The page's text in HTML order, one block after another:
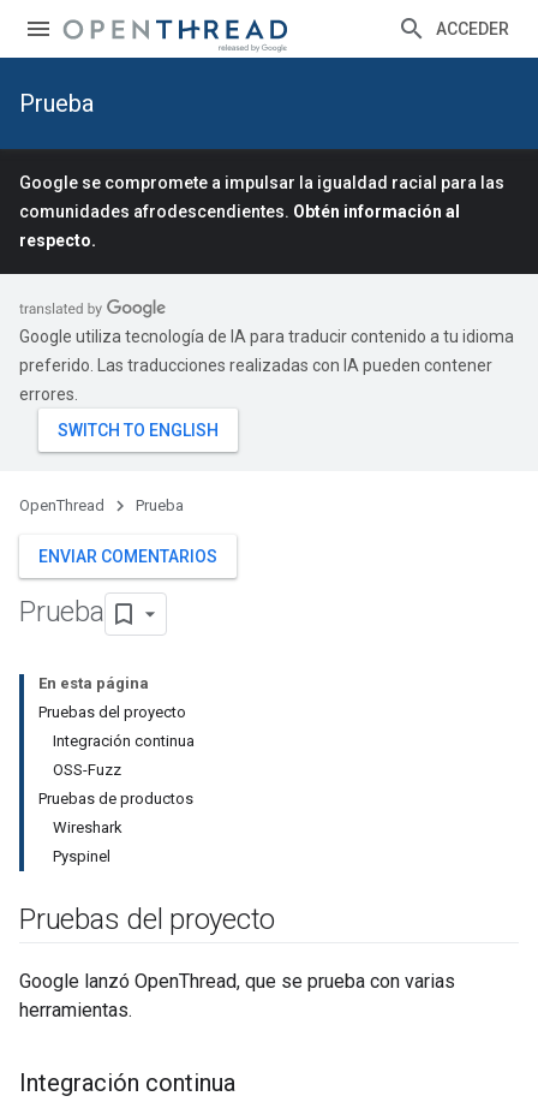
ACCEDER
Prueba
Google se compromete a impulsar la igualdad racial para las
comunidades afrodescendientes. Obtén información al
respecto.
Google utiliza tecnología de IA para traducir contenido a tu idioma
preferido. Las traducciones realizadas con IA pueden contener
errores.
OpenThread Prueba
ENVIAR COMENTARIOS
Prueba
En esta página
Pruebas del proyecto
Integración continua
OSS-Fuzz
Pruebas de productos
Wireshark
Pyspinel
Pruebas del proyecto
Google lanzó OpenThread, que se prueba con varias
herramientas.
Integración continua